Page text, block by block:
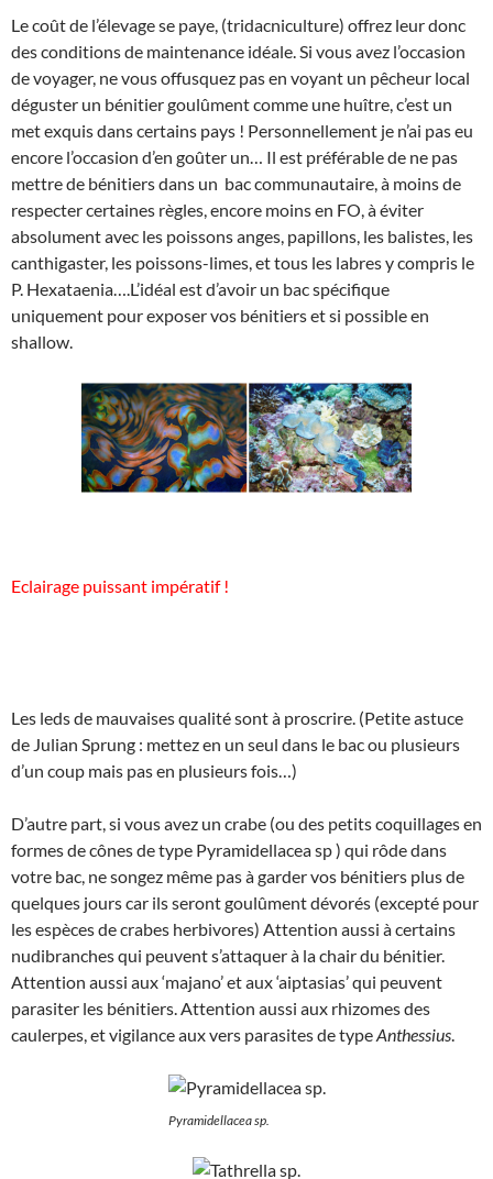
Le coût de l’élevage se paye, (tridacniculture) offrez leur donc
des conditions de maintenance idéale. Si vous avez l’occasion
de voyager, ne vous offusquez pas en voyant un pêcheur local
déguster un bénitier goulûment comme une huître, c’est un
met exquis dans certains pays ! Personnellement je n’ai pas eu
encore l’occasion d’en goûter un… Il est préférable de ne pas
mettre de bénitiers dans un bac communautaire, à moins de
respecter certaines règles, encore moins en FO, à éviter
absolument avec les poissons anges, papillons, les balistes, les
canthigaster, les poissons-limes, et tous les labres y compris le
P. Hexataenia….L’idéal est d’avoir un bac spécifique
uniquement pour exposer vos bénitiers et si possible en
shallow.
Eclairage puissant impératif !
Les leds de mauvaises qualité sont à proscrire. (Petite astuce
de Julian Sprung : mettez en un seul dans le bac ou plusieurs
d’un coup mais pas en plusieurs fois…)
D’autre part, si vous avez un crabe (ou des petits coquillages en
formes de cônes de type Pyramidellacea sp ) qui rôde dans
votre bac, ne songez même pas à garder vos bénitiers plus de
quelques jours car ils seront goulûment dévorés (excepté pour
les espèces de crabes herbivores) Attention aussi à certains
nudibranches qui peuvent s’attaquer à la chair du bénitier.
Attention aussi aux ‘majano’ et aux ‘aiptasias’ qui peuvent
parasiter les bénitiers. Attention aussi aux rhizomes des
caulerpes, et vigilance aux vers parasites de typeAnthessius.
Pyramidellacea sp.